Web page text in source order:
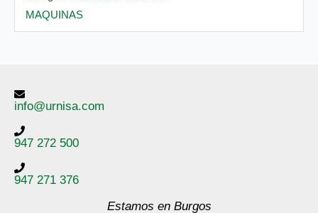
MAQUINAS
info@urnisa.com
947 272 500
947 271 376
Estamos en Burgos